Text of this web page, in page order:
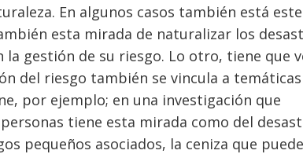
En algunos casos también está este
esta mirada de naturalizar los
gestión de su riesgo. Lo otro, tiene que
del riesgo también se vincula a
por ejemplo; en una investigación que
tiene esta mirada como del
pequeños asociados, la ceniza que puede